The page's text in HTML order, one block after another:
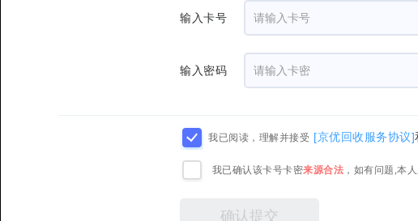
输入卡号
输入密码
我已阅读，理解并接受 [京优回收服务协议]
我已确认该卡号卡密来源合法 ，如有问题,本